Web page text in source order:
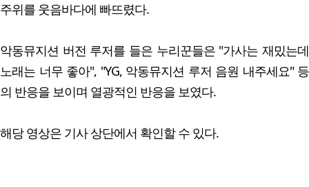
주위를 웃음바다에 빠뜨렸다.
악동뮤지션 버전 루저를 들은 누리꾼들은 "가사는 재밌는데
노래는 너무 좋아", "YG, 악동뮤지션 루저 음원 내주세요" 등
의 반응을 보이며 열광적인 반응을 보였다.
해당 영상은 기사 상단에서 확인할 수 있다.